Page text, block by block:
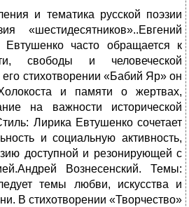
и тематика русской поэзии
«шестидесятников»..Евгений
часто обращается к
свободы и человеческой
его стихотворении «Бабий Яр» он
и памяти о жертвах,
на важности исторической
Лирика Евтушенко сочетает
и социальную активность,
доступной и резонирующей с
Вознесенский. Темы:
темы любви, искусства и
В стихотворении «Творчество»